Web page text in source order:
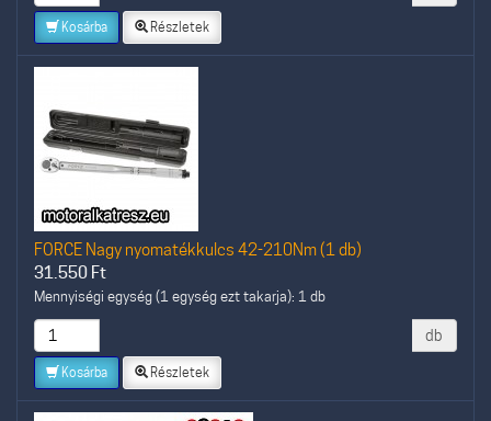
Kosárba Részletek
FORCE Nagy nyomatékkulcs 42-210Nm (1 db)
31.550 Ft
Mennyiségi egység (1 egység ezt takarja): 1 db
db
Kosárba Részletek